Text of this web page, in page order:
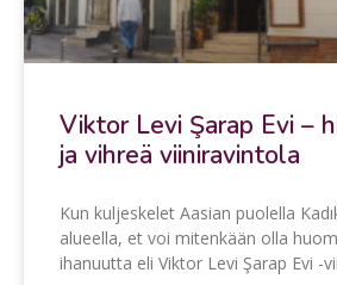
Viktor Levi Şarap Evi –
ja vihreä viiniravintola
Kun kuljeskelet Aasian puolella
alueella, et voi mitenkään olla
ihanuutta eli Viktor Levi Şarap Evi -